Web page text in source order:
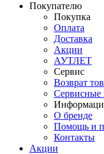
Покупателю
Покупка
Оплата
Доставка
Акции
АУТЛЕТ
Сервис
Возврат
Сервисные
О бренде
Помощь и
Контакты
Акции